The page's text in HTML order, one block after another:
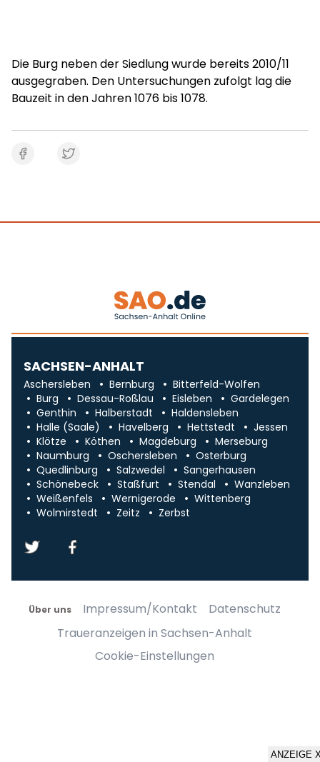
Die Burg neben der Siedlung wurde bereits 2010/11
ausgegraben. Den Untersuchungen zufolgt lag die
Bauzeit in den Jahren 1076 bis 1078.
SACHSEN-ANHALT
Aschersleben Bernburg
Bitterfeld-Wolfen
Burg
Dessau-Roßlau Eisleben
Gardelegen
Genthin
Halberstadt
Haldensleben
Halle (Saale)
Havelberg Hettstedt
Jessen
Klötze
Köthen Magdeburg
Merseburg
Naumburg
Oschersleben
Osterburg
Quedlinburg
Salzwedel
Sangerhausen
Schönebeck
Staßfurt Stendal
Wanzleben
Weißenfels
Wernigerode
Wittenberg
Wolmirstedt
Zeitz Zerbst
Über uns Impressum/Kontakt
Datenschutz
Traueranzeigen in Sachsen-Anhalt
Cookie-Einstellungen
ANZEIGE